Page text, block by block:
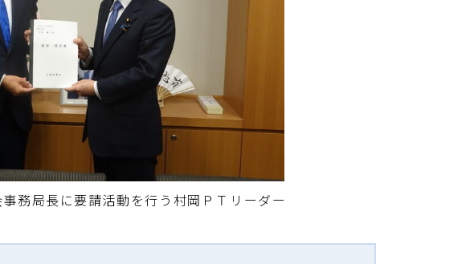
務局長に要請活動を行う村岡ＰＴリーダー